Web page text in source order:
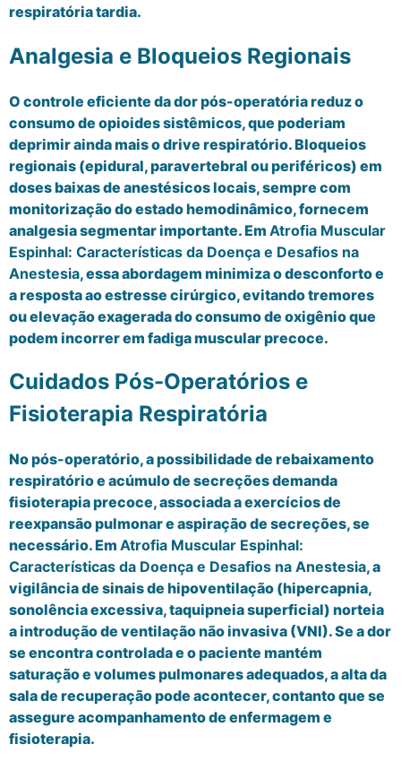
respiratória tardia.
Analgesia e Bloqueios Regionais
O controle eficiente da dor pós-operatória reduz o
consumo de opioides sistêmicos, que poderiam
deprimir ainda mais o drive respiratório. Bloqueios
regionais (epidural, paravertebral ou periféricos) em
doses baixas de anestésicos locais, sempre com
monitorização do estado hemodinâmico, fornecem
analgesia segmentar importante. Em Atrofia Muscular
Espinhal: Características da Doença e Desafios na
Anestesia, essa abordagem minimiza o desconforto e
a resposta ao estresse cirúrgico, evitando tremores
ou elevação exagerada do consumo de oxigênio que
podem incorrer em fadiga muscular precoce.
Cuidados Pós-Operatórios e
Fisioterapia Respiratória
No pós-operatório, a possibilidade de rebaixamento
respiratório e acúmulo de secreções demanda
fisioterapia precoce, associada a exercícios de
reexpansão pulmonar e aspiração de secreções, se
necessário. Em Atrofia Muscular Espinhal:
Características da Doença e Desafios na Anestesia, a
vigilância de sinais de hipoventilação (hipercapnia,
sonolência excessiva, taquipneia superficial) norteia
a introdução de ventilação não invasiva (VNI). Se a dor
se encontra controlada e o paciente mantém
saturação e volumes pulmonares adequados, a alta da
sala de recuperação pode acontecer, contanto que se
assegure acompanhamento de enfermagem e
fisioterapia.